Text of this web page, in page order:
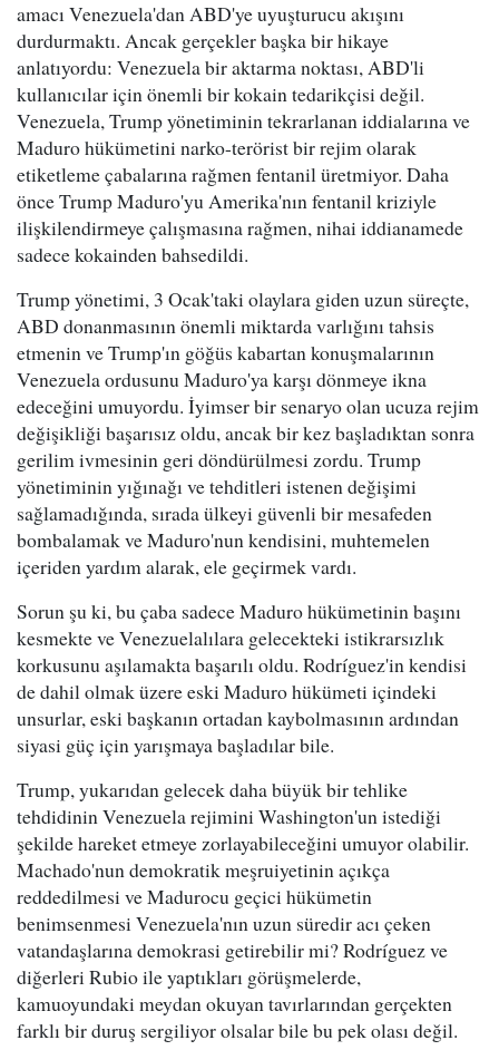
amacı Venezuela'dan ABD'ye uyuşturucu akışını
durdurmaktı. Ancak gerçekler başka bir hikaye
anlatıyordu: Venezuela bir aktarma noktası, ABD'li
kullanıcılar için önemli bir kokain tedarikçisi değil.
Venezuela, Trump yönetiminin tekrarlanan iddialarına ve
Maduro hükümetini narko-terörist bir rejim olarak
etiketleme çabalarına rağmen fentanil üretmiyor. Daha
önce Trump Maduro'yu Amerika'nın fentanil kriziyle
ilişkilendirmeye çalışmasına rağmen, nihai iddianamede
sadece kokainden bahsedildi.
Trump yönetimi, 3 Ocak'taki olaylara giden uzun süreçte,
ABD donanmasının önemli miktarda varlığını tahsis
etmenin ve Trump'ın göğüs kabartan konuşmalarının
Venezuela ordusunu Maduro'ya karşı dönmeye ikna
edeceğini umuyordu. İyimser bir senaryo olan ucuza rejim
değişikliği başarısız oldu, ancak bir kez başladıktan sonra
gerilim ivmesinin geri döndürülmesi zordu. Trump
yönetiminin yığınağı ve tehditleri istenen değişimi
sağlamadığında, sırada ülkeyi güvenli bir mesafeden
bombalamak ve Maduro'nun kendisini, muhtemelen
içeriden yardım alarak, ele geçirmek vardı.
Sorun şu ki, bu çaba sadece Maduro hükümetinin başını
kesmekte ve Venezuelalılara gelecekteki istikrarsızlık
korkusunu aşılamakta başarılı oldu. Rodríguez'in kendisi
de dahil olmak üzere eski Maduro hükümeti içindeki
unsurlar, eski başkanın ortadan kaybolmasının ardından
siyasi güç için yarışmaya başladılar bile.
Trump, yukarıdan gelecek daha büyük bir tehlike
tehdidinin Venezuela rejimini Washington'un istediği
şekilde hareket etmeye zorlayabileceğini umuyor olabilir.
Machado'nun demokratik meşruiyetinin açıkça
reddedilmesi ve Madurocu geçici hükümetin
benimsenmesi Venezuela'nın uzun süredir acı çeken
vatandaşlarına demokrasi getirebilir mi? Rodríguez ve
diğerleri Rubio ile yaptıkları görüşmelerde,
kamuoyundaki meydan okuyan tavırlarından gerçekten
farklı bir duruş sergiliyor olsalar bile bu pek olası değil.